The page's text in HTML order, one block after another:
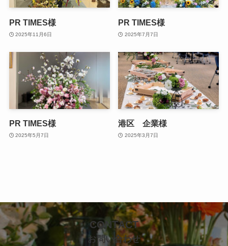
PR TIMES様
2025年11月6日
PR TIMES様
2025年7月7日
PR TIMES様
2025年5月7日
港区 企業様
2025年3月7日
CONTACT
お問い合わせ